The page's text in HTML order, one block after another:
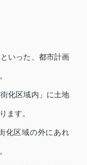
いった、都市計画
化区域内」に土地
ます。
化区域の外にあれ